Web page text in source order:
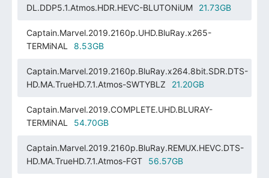
DL.DDP5.1.Atmos.HDR.HEVC-BLUTONiUM
21.73GB
Captain.Marvel.2019.2160p.UHD.BluRay.x265-
TERMiNAL
8.53GB
Captain.Marvel.2019.2160p.BluRay.x264.8bit.SDR.DTS-
HD.MA.TrueHD.7.1.Atmos-SWTYBLZ
21.20GB
Captain.Marvel.2019.COMPLETE.UHD.BLURAY-
TERMiNAL
54.70GB
Captain.Marvel.2019.2160p.BluRay.REMUX.HEVC.DTS-
HD.MA.TrueHD.7.1.Atmos-FGT
56.57GB